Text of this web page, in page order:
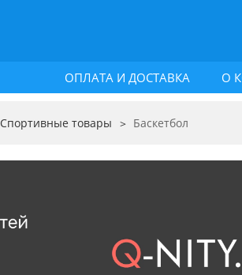
ОПЛАТА И ДОСТАВКА О
Спортивные товары Баскетбол